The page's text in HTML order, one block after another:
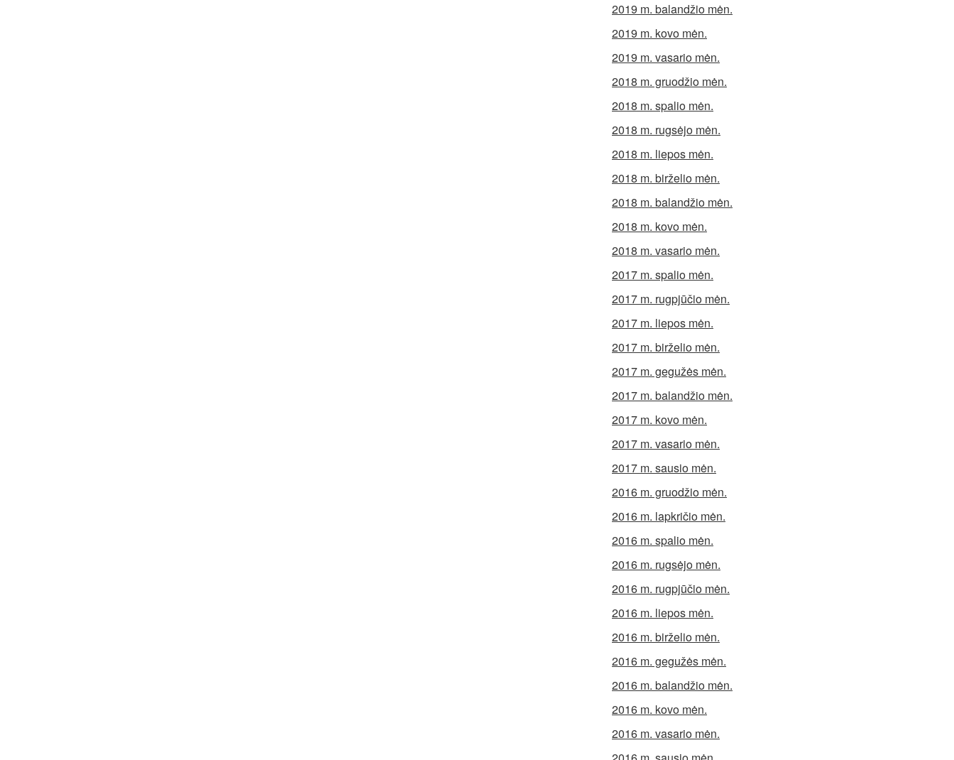
2019 m. balandžio mėn.
2019 m. kovo mėn.
2019 m. vasario mėn.
2018 m. gruodžio mėn.
2018 m. spalio mėn.
2018 m. rugsėjo mėn.
2018 m. liepos mėn.
2018 m. birželio mėn.
2018 m. balandžio mėn.
2018 m. kovo mėn.
2018 m. vasario mėn.
2017 m. spalio mėn.
2017 m. rugpjūčio mėn.
2017 m. liepos mėn.
2017 m. birželio mėn.
2017 m. gegužės mėn.
2017 m. balandžio mėn.
2017 m. kovo mėn.
2017 m. vasario mėn.
2017 m. sausio mėn.
2016 m. gruodžio mėn.
2016 m. lapkričio mėn.
2016 m. spalio mėn.
2016 m. rugsėjo mėn.
2016 m. rugpjūčio mėn.
2016 m. liepos mėn.
2016 m. birželio mėn.
2016 m. gegužės mėn.
2016 m. balandžio mėn.
2016 m. kovo mėn.
2016 m. vasario mėn.